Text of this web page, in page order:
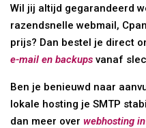
Wil jij altijd gegarandeerd
razendsnelle webmail,
prijs? Dan bestel je direct
e-mail en backups vanaf
Ben je benieuwd naar
lokale hosting je SMTP
dan meer overwebhosting